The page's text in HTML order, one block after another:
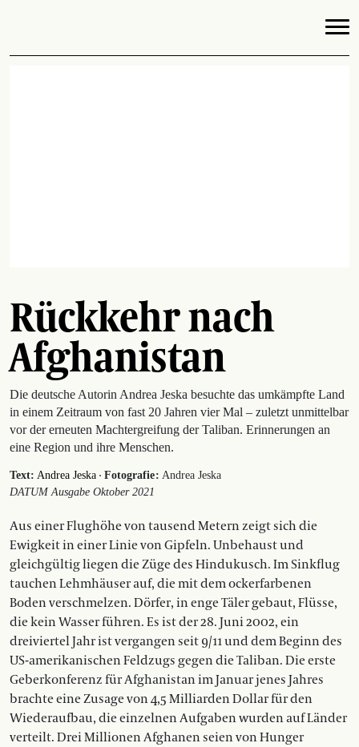
Rückkehr nach
Afghanistan
Die deutsche Autorin Andrea Jeska besuchte das umkämpfte Land
in einem Zeitraum von fast 20 Jahren vier Mal – zuletzt unmittelbar
vor der erneuten Machtergreifung der Taliban. Erinnerungen an
eine Region und ihre Menschen.
Text: Andrea Jeska · Fotografie : Andrea Jeska
DATUM Ausgabe Oktober 2021
Aus einer Flughöhe von tausend Metern zeigt sich die
Ewigkeit in einer Linie von Gipfeln. Unbehaust und
gleichgültig liegen die Züge des Hindukusch. Im Sinkflug
tauchen Lehmhäuser auf, die mit dem ockerfarbenen
Boden verschmelzen. Dörfer, in enge Täler gebaut, Flüsse,
die kein Wasser führen. Es ist der 28. Juni 2002, ein
dreiviertel Jahr ist vergangen seit 9/11 und dem Beginn des
US-amerikanischen Feldzugs gegen die Taliban. Die erste
Geberkonferenz für Afghanistan im Januar jenes Jahres
brachte eine Zusage von 4,5 Milliarden Dollar für den
Wiederaufbau, die einzelnen Aufgaben wurden auf Länder
verteilt. Drei Millionen Afghanen seien von Hunger